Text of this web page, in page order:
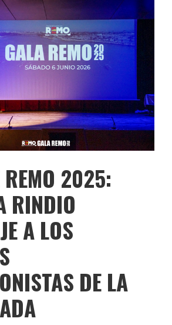
REMO 2025:
RINDIO
A LOS
DE LA